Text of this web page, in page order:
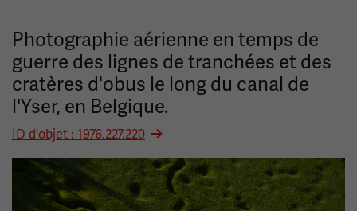
Photographie aérienne en temps de
guerre des lignes de tranchées et des
cratères d'obus le long du canal de
l'Yser, en Belgique.
ID d'objet : 1976.227.220
Image(s)